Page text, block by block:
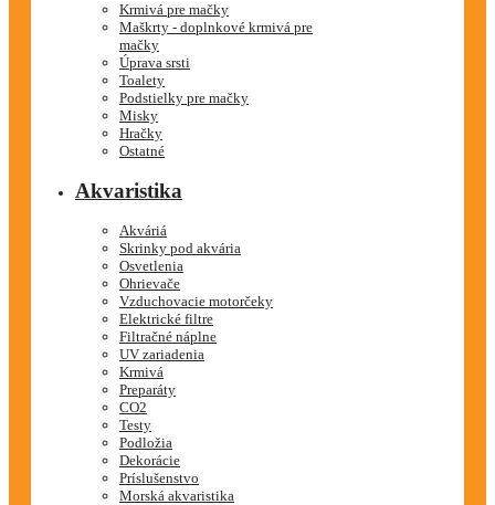
Krmivá pre mačky
Maškrty - doplnkové krmivá pre
mačky
Úprava srsti
Toalety
Podstielky pre mačky
Misky
Hračky
Ostatné
Akvaristika
Akváriá
Skrinky pod akvária
Osvetlenia
Ohrievače
Vzduchovacie motorčeky
Elektrické filtre
Filtračné náplne
UV zariadenia
Krmivá
Preparáty
CO2
Testy
Podložia
Dekorácie
Príslušenstvo
Morská akvaristika